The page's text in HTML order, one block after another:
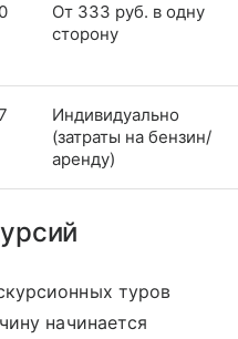
От 333 руб. в одну
сторону
Индивидуально
(затраты на бензин/
аренду)
туров
начинается